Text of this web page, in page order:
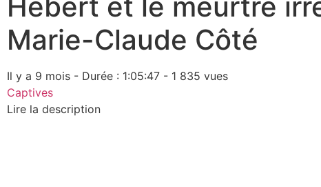
Marie-Claude Côté
Il y a 9 mois - Durée : 1:05:47 - 1 835 vues
Captives
Lire la description